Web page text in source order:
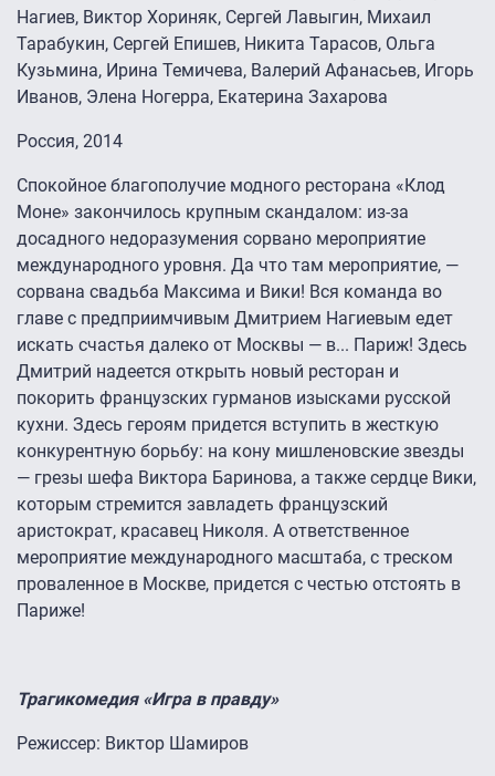
Нагиев, Виктор Хориняк, Сергей Лавыгин, Михаил
Тарабукин, Сергей Епишев, Никита Тарасов, Ольга
Кузьмина, Ирина Темичева, Валерий Афанасьев, Игорь
Иванов, Элена Ногерра, Екатерина Захарова
Россия, 2014
Спокойное благополучие модного ресторана «Клод
Моне» закончилось крупным скандалом: из-за
досадного недоразумения сорвано мероприятие
международного уровня. Да что там мероприятие, —
сорвана свадьба Максима и Вики! Вся команда во
главе с предприимчивым Дмитрием Нагиевым едет
искать счастья далеко от Москвы — в... Париж! Здесь
Дмитрий надеется открыть новый ресторан и
покорить французских гурманов изысками русской
кухни. Здесь героям придется вступить в жесткую
конкурентную борьбу: на кону мишленовские звезды
— грезы шефа Виктора Баринова, а также сердце Вики,
которым стремится завладеть французский
аристократ, красавец Николя. А ответственное
мероприятие международного масштаба, с треском
проваленное в Москве, придется с честью отстоять в
Париже!
Трагикомедия «Игра в правду»
Режиссер: Виктор Шамиров